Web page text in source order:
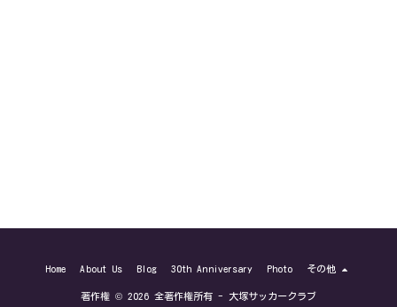
Home About Us Blog 30th Anniversary Photo その他
著作権 © 2026 全著作権所有 - 大塚サッカークラブ